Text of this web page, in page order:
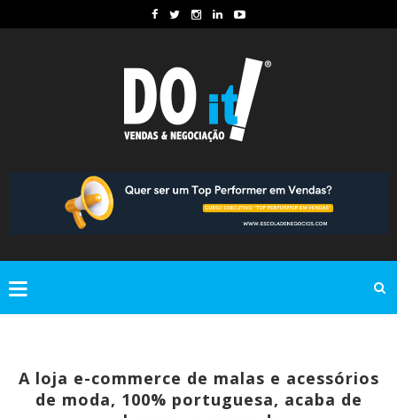
A loja e-commerce de malas e acessórios
de moda, 100% portuguesa, acaba de